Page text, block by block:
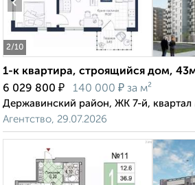
2/10
1-к квартира, строящийся дом,
6 029 800 ₽ 140 000 ₽ за м²
Державинский район, ЖК 7-й, квартал
Агентство, 29.07.2026